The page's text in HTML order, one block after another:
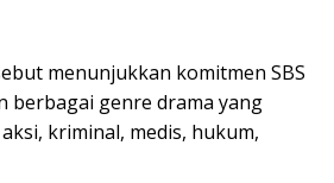
menunjukkan komitmen SBS
berbagai genre drama yang
kriminal, medis, hukum,